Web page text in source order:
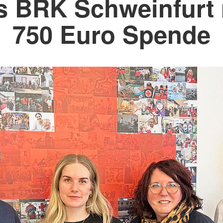
BRK Schweinfurt
750 Euro Spende